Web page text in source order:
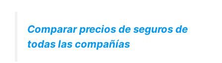
Comparar precios de seguros de
todas las compañías